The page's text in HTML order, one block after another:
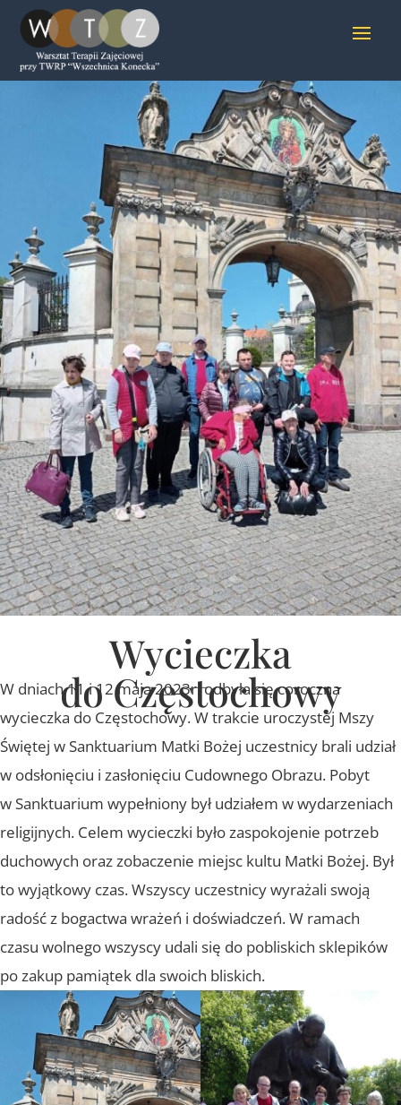
Wycieczka
do Częstochowy
W dniach 11 i 12 maja 2023r. odbyła się coroczna
wycieczka do Częstochowy. W trakcie uroczystej Mszy
Świętej w Sanktuarium Matki Bożej uczestnicy brali udział
w odsłonięciu i zasłonięciu Cudownego Obrazu. Pobyt
w Sanktuarium wypełniony był udziałem w wydarzeniach
religijnych. Celem wycieczki było zaspokojenie potrzeb
duchowych oraz zobaczenie miejsc kultu Matki Bożej. Był
to wyjątkowy czas. Wszyscy uczestnicy wyrażali swoją
radość z bogactwa wrażeń i doświadczeń. W ramach
czasu wolnego wszyscy udali się do pobliskich sklepików
po zakup pamiątek dla swoich bliskich.